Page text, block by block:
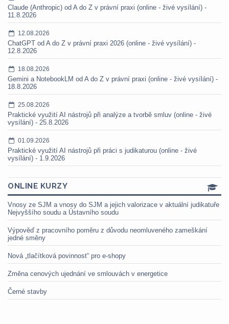
Claude (Anthropic) od A do Z v právní praxi (online - živé vysílání) -
11.8.2026
12.08.2026
ChatGPT od A do Z v právní praxi 2026 (online - živé vysílání) -
12.8.2026
18.08.2026
Gemini a NotebookLM od A do Z v právní praxi (online - živé vysílání) -
18.8.2026
25.08.2026
Praktické využití AI nástrojů při analýze a tvorbě smluv (online - živé
vysílání) - 25.8.2026
01.09.2026
Praktické využití AI nástrojů při práci s judikaturou (online - živé
vysílání) - 1.9.2026
ONLINE KURZY
Vnosy ze SJM a vnosy do SJM a jejich valorizace v aktuální judikatuře
Nejvyššího soudu a Ústavního soudu
Výpověď z pracovního poměru z důvodu neomluveného zameškání
jedné směny
Nová „tlačítková povinnost“ pro e-shopy
Změna cenových ujednání ve smlouvách v energetice
Černé stavby